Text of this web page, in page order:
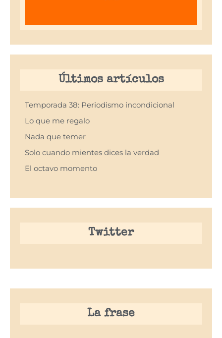
Últimos artículos
Temporada 38: Periodismo incondicional
Lo que me regalo
Nada que temer
Solo cuando mientes dices la verdad
El octavo momento
Twitter
La frase